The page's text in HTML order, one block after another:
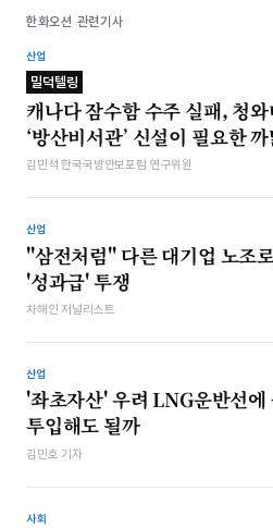
한화오션 관련기사
산업
밀덕텔링
캐나다 잠수함 수주 실패, 청와
‘방산비서관’ 신설이 필요한
김민석 한국국방안보포럼 연구위원
산업
"삼전처럼" 다른 대기업 노조
'성과급' 투쟁
차해인 저널리스트
산업
'좌초자산' 우려 LNG운반선에
투입해도 될까
김민호 기자
사회